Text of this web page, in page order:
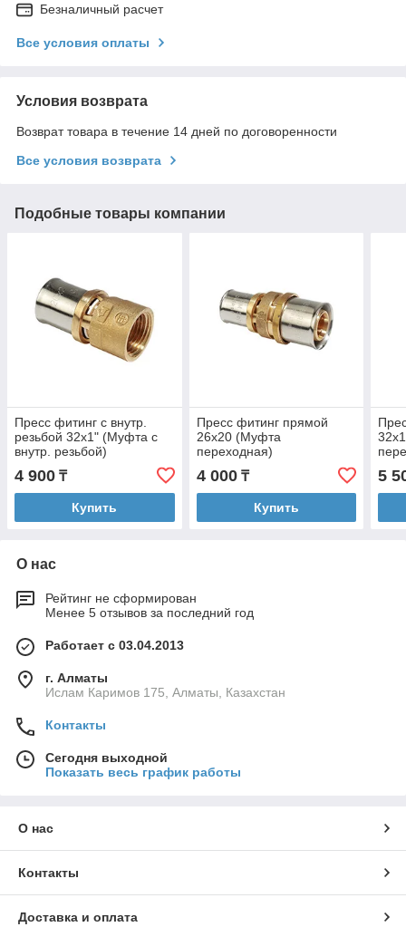
Безналичный расчет
Все условия оплаты
Условия возврата
Возврат товара в течение 14 дней по договоренности
Все условия возврата
Подобные товары компании
Пресс фитинг с внутр.
резьбой 32х1" (Муфта с
внутр. резьбой)
4 900 ₸
Купить
Пресс фитинг прямой
26х20 (Муфта
переходная)
4 000₸
Купить
5
О нас
Рейтинг не сформирован
Менее 5 отзывов за последний год
Работает с 03.04.2013
г. Алматы
Ислам Каримов 175, Алматы, Казахстан
Контакты
Сегодня выходной
Показать весь график работы
О нас
Контакты
Доставка и оплата